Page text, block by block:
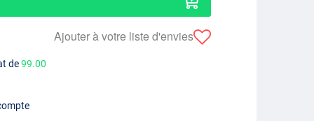
Ajouter à votre liste d'envies
de99.00